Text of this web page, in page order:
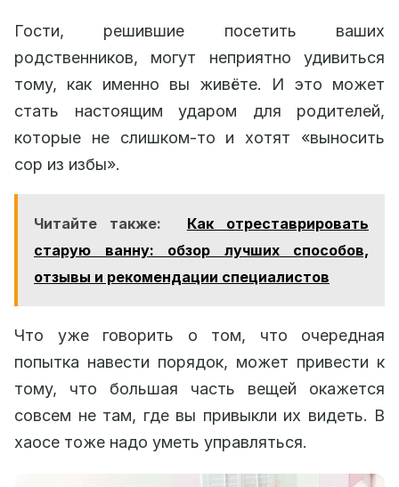
Гости, решившие посетить ваших
родственников, могут неприятно удивиться
тому, как именно вы живёте. И это может
стать настоящим ударом для родителей,
которые не слишком-то и хотят «выносить
сор из избы».
Читайте также:
Как отреставрировать
старую ванну: обзор лучших способов,
отзывы и рекомендации специалистов
Что уже говорить о том, что очередная
попытка навести порядок, может привести к
тому, что большая часть вещей окажется
совсем не там, где вы привыкли их видеть. В
хаосе тоже надо уметь управляться.